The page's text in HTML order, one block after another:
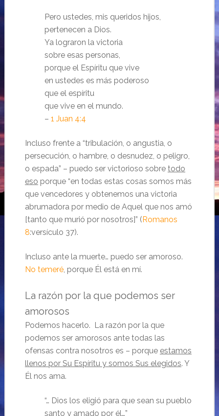
Pero ustedes, mis queridos hijos,
pertenecen a Dios.
Ya lograron la victoria
sobre esas personas,
porque el Espíritu que vive
en ustedes es más poderoso
que el espíritu
que vive en el mundo.
– 1 Juan 4:4
Incluso frente a “tribulación, o angustia, o
persecución, o hambre, o desnudez, o peligro,
o espada” – puedo ser victorioso sobre todo
eso porque “en todas estas cosas somos más
que vencedores y obtenemos una victoria
abrumadora por medio de Aquel que nos amó
[tanto que murió por nosotros]” ( Romanos
8:versículo 37).
Incluso ante la muerte… puedo ser amoroso.
No temeré, porque Él está en mí.
La razón por la que podemos ser
amorosos
Podemos hacerlo. La razón por la que
podemos ser amorosos ante todas las
ofensas contra nosotros es – porque estamos
llenos por Su Espíritu y somos Sus elegidos. Y
Él nos ama.
“… Dios los eligió para que sean su pueblo
santo y amado por él…”